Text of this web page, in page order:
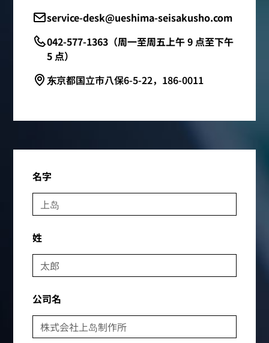
service-desk@ueshima-seisakusho.com
042-577-1363（周一至周五上午 9 点至下午
5 点）
东京都国立市八保6-5-22，186-0011
名字
姓
公司名